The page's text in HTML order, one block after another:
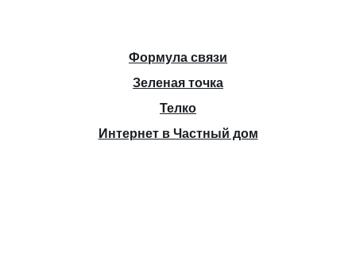
Формула связи
Зеленая точка
Телко
Интернет в Частный дом